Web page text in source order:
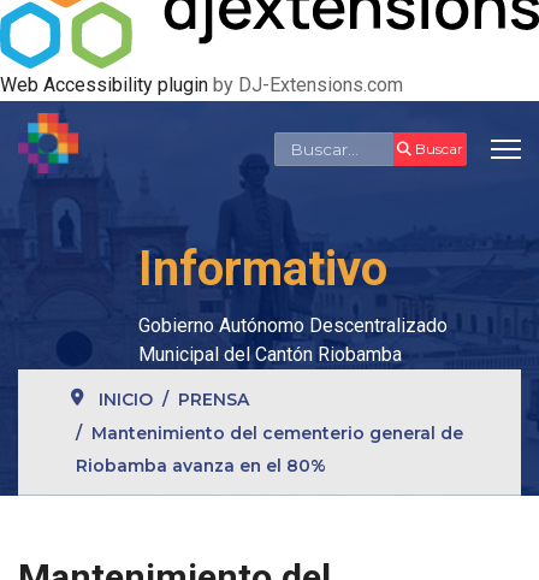
Web Accessibility plugin by DJ-Extensions.com
Buscar Buscar
Informativo
Gobierno Autónomo Descentralizado
Municipal del Cantón Riobamba
INICIO
PRENSA
Mantenimiento del cementerio general de
Riobamba avanza en el 80%